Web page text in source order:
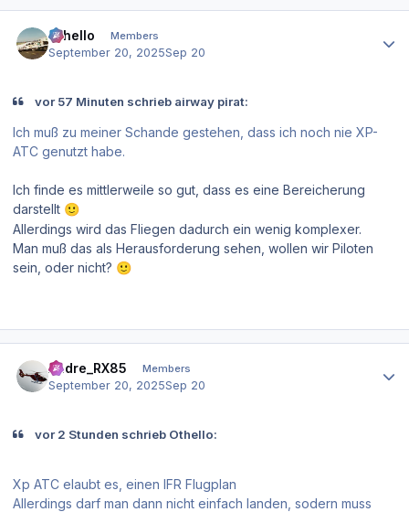
Othello Members
September 20, 2025Sep 20
vor 57 Minuten schrieb airway pirat:
Ich muß zu meiner Schande gestehen, dass ich noch nie XP-
ATC genutzt habe.
Ich finde es mittlerweile so gut, dass es eine Bereicherung
darstellt 🙂
Allerdings wird das Fliegen dadurch ein wenig komplexer.
Man muß das als Herausforderung sehen, wollen wir Piloten
sein, oder nicht? 🙂
Andre_RX85 Members
September 20, 2025Sep 20
vor 2 Stunden schrieb Othello:
Xp ATC elaubt es, einen IFR Flugplan
Allerdings darf man dann nicht einfach landen, sodern muss